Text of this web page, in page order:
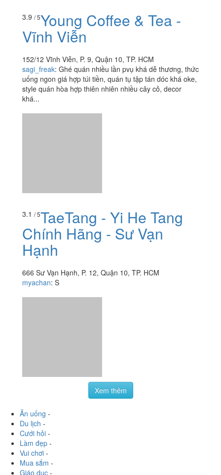
3.9 / 5Young Coffee & Tea -
Vĩnh Viễn
152/12 Vĩnh Viễn, P. 9, Quận 10, TP. HCM
sagi_freak: Ghé quán nhiều lần pvụ khá dễ thương, thức
uống ngon giá hợp túi tiền, quán tụ tập tán dóc khá oke,
style quán hòa hợp thiên nhiên nhiều cây cỏ, decor
khá...
3.1 / 5TaeTang - Yi He Tang
Chính Hãng - Sư Vạn
Hạnh
666 Sư Vạn Hạnh, P. 12, Quận 10, TP. HCM
myachan: S
Xem thêm
Ăn uống -
Du lịch -
Cưới hỏi -
Làm đẹp -
Vui chơi -
Mua sắm -
Giáo dục -